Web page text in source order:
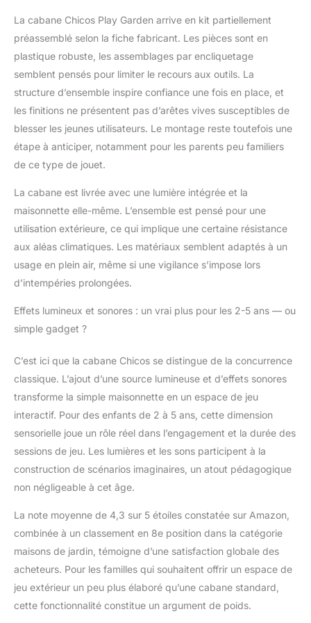
ouvrantes, une fente
pour le courrier et une
petite porte pour
animaux, favorisant les
intempéries : Matériaux
plastiques durables
conçus pour affronter
le soleil et la pluie sans
Installation sans outil :
Système d'assemblage
intelligent et sécurisé,
pensé pour un
montage rapide afin
que les enfants
profitent de leur jouet
La cabane Chicos Play Garden arrive en kit partiellement
préassemblé selon la fiche fabricant. Les pièces sont en
plastique robuste, les assemblages par encliquetage
semblent pensés pour limiter le recours aux outils. La
structure d’ensemble inspire confiance une fois en place, et
les finitions ne présentent pas d’arêtes vives susceptibles de
blesser les jeunes utilisateurs. Le montage reste toutefois une
étape à anticiper, notamment pour les parents peu familiers
de ce type de jouet.
La cabane est livrée avec une lumière intégrée et la
maisonnette elle-même. L’ensemble est pensé pour une
utilisation extérieure, ce qui implique une certaine résistance
aux aléas climatiques. Les matériaux semblent adaptés à un
usage en plein air, même si une vigilance s’impose lors
d’intempéries prolongées.
Effets lumineux et sonores : un vrai plus pour les 2-5 ans — ou
simple gadget ?
C’est ici que la cabane Chicos se distingue de la concurrence
classique. L’ajout d’une source lumineuse et d’effets sonores
transforme la simple maisonnette en un espace de jeu
interactif. Pour des enfants de 2 à 5 ans, cette dimension
sensorielle joue un rôle réel dans l’engagement et la durée des
sessions de jeu. Les lumières et les sons participent à la
construction de scénarios imaginaires, un atout pédagogique
non négligeable à cet âge.
La note moyenne de 4,3 sur 5 étoiles constatée sur Amazon,
combinée à un classement en 8e position dans la catégorie
maisons de jardin, témoigne d’une satisfaction globale des
acheteurs. Pour les familles qui souhaitent offrir un espace de
jeu extérieur un peu plus élaboré qu’une cabane standard,
cette fonctionnalité constitue un argument de poids.